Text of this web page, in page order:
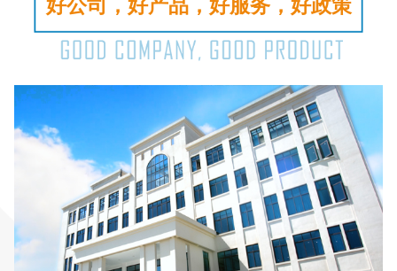
好公司，好产品，好服务，好政策